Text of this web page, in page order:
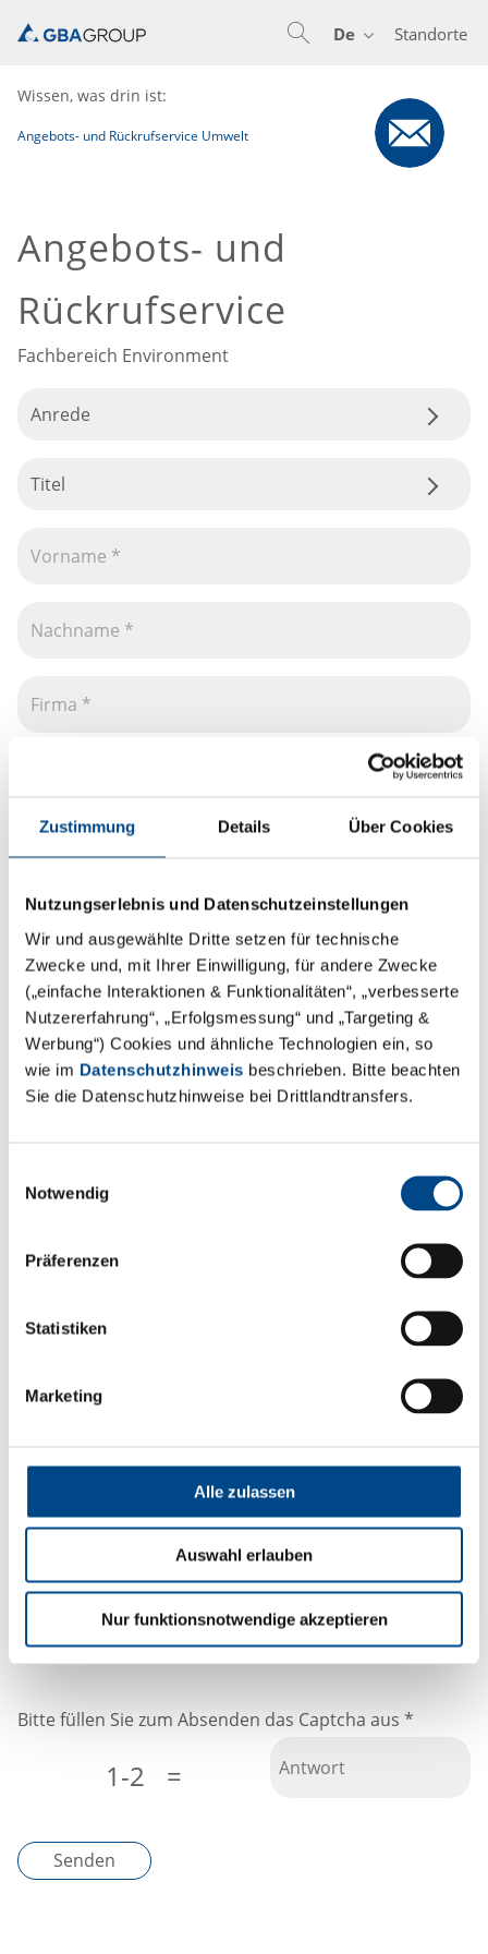
Zustimmung Details Über Cookies
Nutzungserlebnis und Datenschutzeinstellungen
Wir und ausgewählte Dritte setzen für technische
Zwecke und, mit Ihrer Einwilligung, für andere Zwecke
(„einfache Interaktionen & Funktionalitäten“, „verbesserte
Nutzererfahrung“, „Erfolgsmessung“ und „Targeting &
Werbung“) Cookies und ähnliche Technologien ein, so
wie im Datenschutzhinweis beschrieben. Bitte beachten
Sie die Datenschutzhinweise bei Drittlandtransfers.
Notwendig
Präferenzen
Statistiken
Marketing
Alle zulassen
Auswahl erlauben
Nur funktionsnotwendige akzeptieren
Standorte
De
Wissen, was drin ist:
Angebots- und Rückrufservice Umwelt
Angebots- und
Rückrufservice
Fachbereich Environment
Anrede
Titel
Bitte unterbreiten Sie mir ein Angebot.
Bitte rufen Sie mich zurück.
*Pflichtangaben
Ihre Angaben wahrheitsgemäß sind. Ihre Daten
unterliegen dem Datenschutz und werden nicht an
Dritte weitergeleitet.
Ich habe dieDatenschutzerklärung
wahrgenommen
Bitte füllen Sie zum Absenden das Captcha aus *
1-2 =
Senden